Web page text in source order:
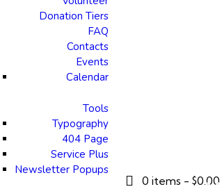
Donation Tiers
FAQ
Contacts
Events
Calendar
Tools
Typography
404 Page
Service Plus
Newsletter Popups
0 items - $0.00